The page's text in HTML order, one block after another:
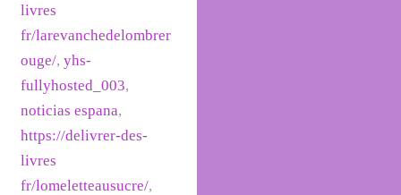
livres
fr/larevanchedelombrer
ouge/,yhs-
fullyhosted_003,
noticias espana,
https://delivrer-des-
livres
fr/lomeletteausucre/,